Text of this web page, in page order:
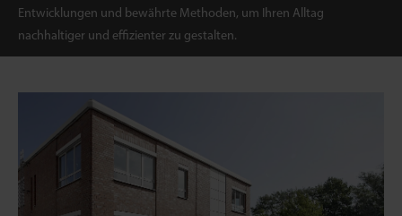
Entwicklungen und bewährte Methoden, um Ihren Alltag
nachhaltiger und effizienter zu gestalten.